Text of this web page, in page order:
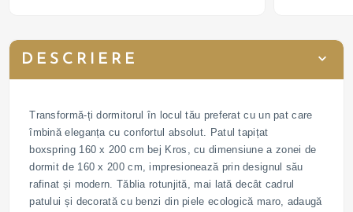
DESCRIERE
Transformă-ți dormitorul în locul tău preferat cu un pat care
îmbină eleganța cu confortul absolut. Patul tapițat
boxspring 160 x 200 cm bej Kros, cu dimensiune a zonei de
dormit de 160 x 200 cm, impresionează prin designul său
rafinat și modern. Tăblia rotunjită, mai lată decât cadrul
patului și decorată cu benzi din piele ecologică maro, adaugă